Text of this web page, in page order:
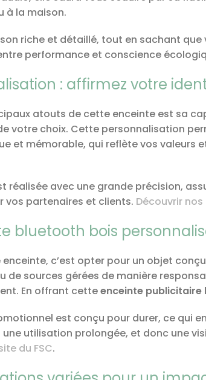
à la maison.
son riche et détaillé, tout en sachant
performance et conscience
: affirmez votre
atouts de cette enceinte est sa
votre choix. Cette personnalisation
et mémorable, qui reflète vos valeurs
réalisée avec une grande précision,
vos partenaires et clients. Découvrir
bluetooth bois
c’est opter pour un objet
de sources gérées de manière
En offrant cetteenceinte publicitaire
est conçu pour durer, ce qui
utilisation prolongée, et donc une
du FSC.